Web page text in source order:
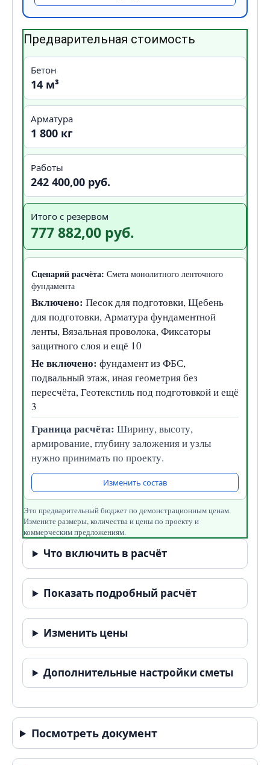
Предварительная стоимость
Бетон
14 м³
Арматура
1 800 кг
Работы
242 400,00 руб.
Итого с резервом
777 882,00 руб.
Сценарий расчёта: Смета монолитного ленточного
фундамента
Включено: Песок для подготовки, Щебень
для подготовки, Арматура фундаментной
ленты, Вязальная проволока, Фиксаторы
защитного слоя и ещё 10
Не включено: фундамент из ФБС,
подвальный этаж, иная геометрия без
пересчёта, Геотекстиль под подготовкой и ещё
3
Граница расчёта: Ширину, высоту,
армирование, глубину заложения и узлы
нужно принимать по проекту.
Изменить состав
Это предварительный бюджет по демонстрационным ценам.
Измените размеры, количества и цены по проекту и
коммерческим предложениям.
Что включить в расчёт
Показать подробный расчёт
Изменить цены
Дополнительные настройки сметы
Посмотреть документ